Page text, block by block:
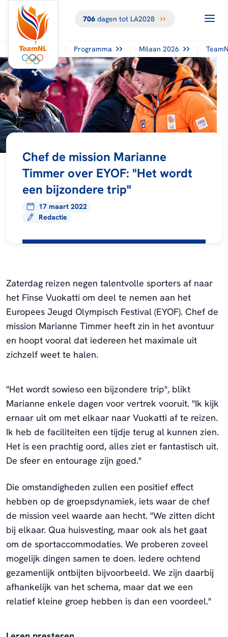
706dagen tot LA2028
Programma Milaan 2026
Chef de mission Marianne
Timmer over EYOF: "Het wordt
een bijzondere trip"
17 maart 2022
Redactie
Zaterdag reizen negen talentvolle sporters af naar
het Finse Vuokatti om deel te nemen aan het
Europees Jeugd Olympisch Festival (EYOF). Chef de
mission Marianne Timmer heeft zin in het avontuur
en hoopt vooral dat iedereen het maximale uit
zichzelf weet te halen.
"Het wordt sowieso een bijzondere trip", blikt
Marianne enkele dagen voor vertrek vooruit. "Ik kijk
ernaar uit om met elkaar naar Vuokatti af te reizen.
Ik heb de faciliteiten een tijdje terug al kunnen zien.
Het is een prachtig oord, alles ziet er fantastisch uit.
De sfeer en entourage zijn goed."
Die omstandigheden zullen een positief effect
hebben op de groepsdynamiek, iets waar de chef
de mission veel waarde aan hecht. "We zitten dicht
bij elkaar. Qua huisvesting, maar ook als het gaat
om de sportaccommodaties. We proberen zoveel
mogelijk dingen samen te doen. Iedere ochtend
gezamenlijk ontbijten bijvoorbeeld. We zijn daarbij
afhankelijk van het schema, maar dat we een
relatief kleine groep hebben is dan een voordeel."